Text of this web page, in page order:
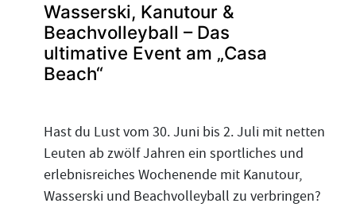
Wasserski, Kanutour &
Beachvolleyball – Das
ultimative Event am „Casa
Beach“
Hast du Lust vom 30. Juni bis 2. Juli mit netten
Leuten ab zwölf Jahren ein sportliches und
erlebnisreiches Wochenende mit Kanutour,
Wasserski und Beachvolleyball zu verbringen?